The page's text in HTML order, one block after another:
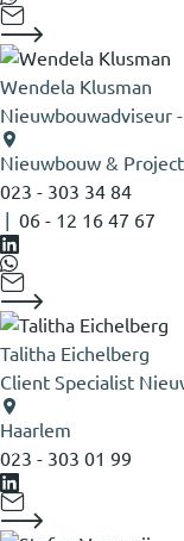
Wendela Klusman
Nieuwbouwadviseur
Nieuwbouw &
023 - 303 34 84
06 - 12 16 47 67
Talitha Eichelberg
Client Specialist
Haarlem
023 - 303 01 99